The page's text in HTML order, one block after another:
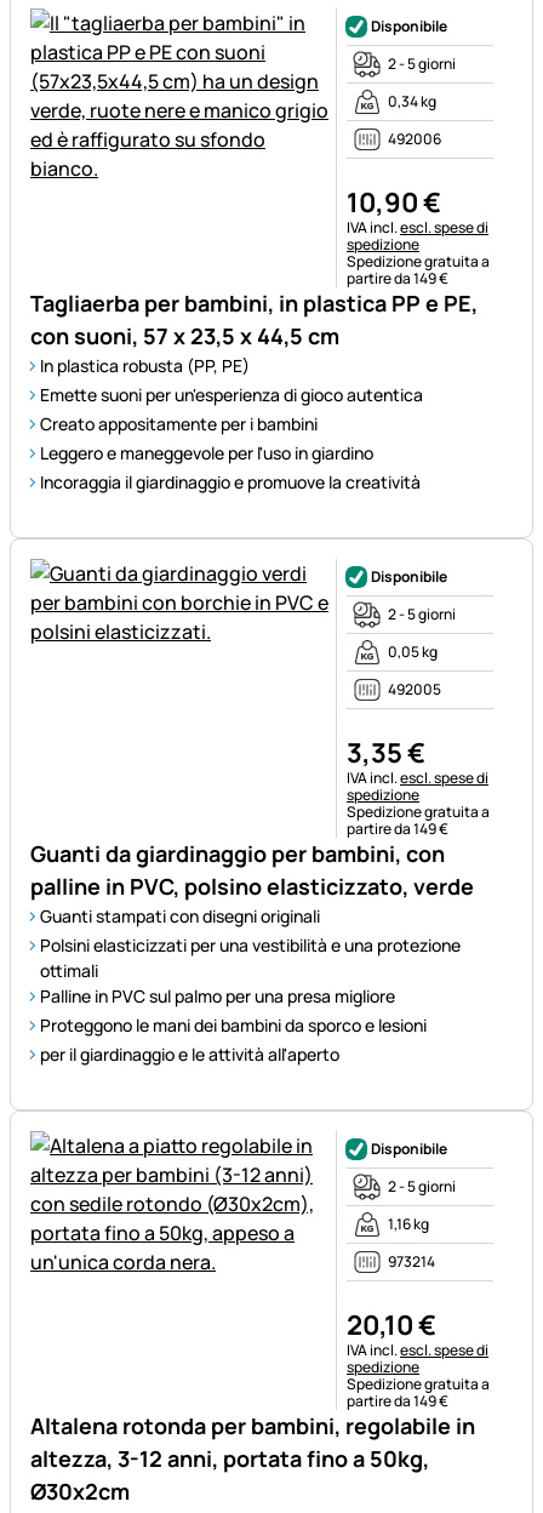
Tagliaerba per bambini, in plastica PP e PE,
con suoni, 57 x 23,5 x 44,5 cm
In plastica robusta (PP, PE)
Emette suoni per un'esperienza di gioco autentica
Creato appositamente per i bambini
Leggero e maneggevole per l'uso in giardino
Incoraggia il giardinaggio e promuove la creatività
Disponibile
2 - 5 giorni
0,34 kg
492006
10,90€
Informazioni fiscali:
IVA incl.escl. spese di
spedizione
Spedizione gratuita a
partire da 149 €
Guanti da giardinaggio per bambini, con
palline in PVC, polsino elasticizzato, verde
Guanti stampati con disegni originali
Polsini elasticizzati per una vestibilità e una protezione
ottimali
Palline in PVC sul palmo per una presa migliore
Proteggono le mani dei bambini da sporco e lesioni
per il giardinaggio e le attività all'aperto
Disponibile
2 - 5 giorni
0,05 kg
492005
3,35€
Informazioni fiscali:
IVA incl.escl. spese di
spedizione
Spedizione gratuita a
partire da 149 €
Altalena rotonda per bambini, regolabile in
altezza, 3-12 anni, portata fino a 50kg,
Ø30x2cm
Disponibile
2 - 5 giorni
1,16 kg
973214
20,10€
Informazioni fiscali:
IVA incl.escl. spese di
spedizione
Spedizione gratuita a
partire da 149 €